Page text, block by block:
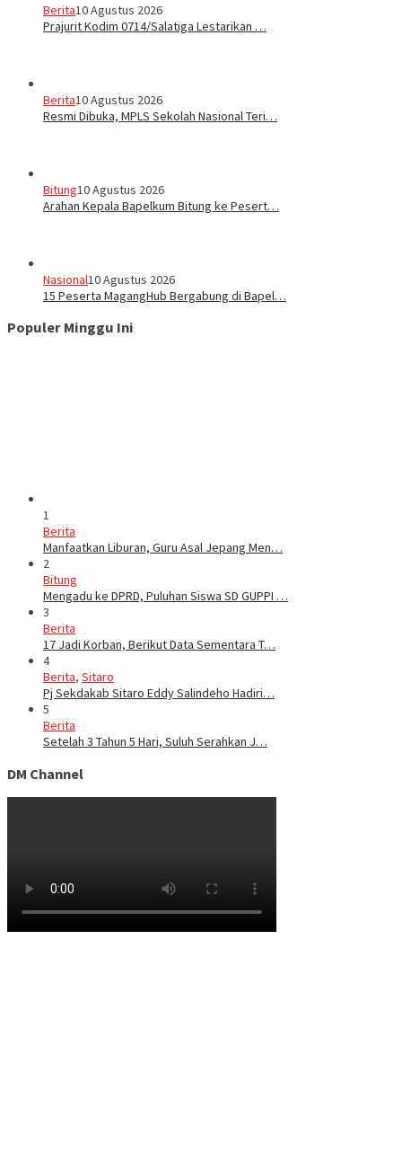
Berita10 Agustus 2026
Prajurit Kodim 0714/Salatiga Lestarikan …
Berita10 Agustus 2026
Resmi Dibuka, MPLS Sekolah Nasional Teri…
Bitung10 Agustus 2026
‎Arahan Kepala Bapelkum Bitung ke Pesert…
Nasional10 Agustus 2026
‎15 Peserta MagangHub Bergabung di Bapel…
Populer Minggu Ini
1
Berita
Manfaatkan Liburan, Guru Asal Jepang Men…
2
Bitung
Mengadu ke DPRD, Puluhan Siswa SD GUPPI …
3
Berita
17 Jadi Korban, Berikut Data Sementara T…
4
Berita, Sitaro
Pj Sekdakab Sitaro Eddy Salindeho Hadiri…
5
Berita
Setelah 3 Tahun 5 Hari, Suluh Serahkan J…
DM Channel